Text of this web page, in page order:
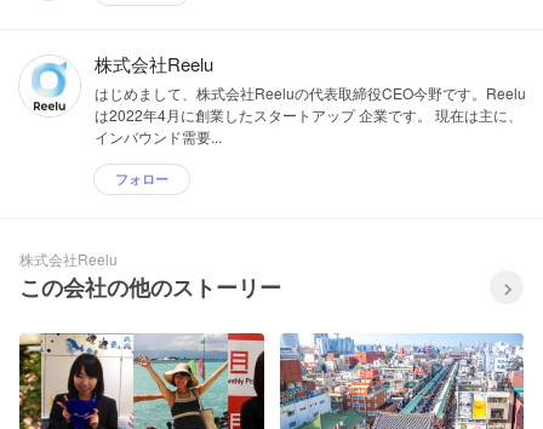
株式会社Reelu
はじめまして、株式会社Reeluの代表取締役CEO今野です。Reelu
は2022年4月に創業したスタートアップ 企業です。 現在は主に、
インバウンド需要...
フォロー
株式会社Reelu
この会社の他のストーリー